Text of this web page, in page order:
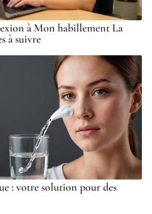
à Mon habillement La
à suivre
: votre solution pour des